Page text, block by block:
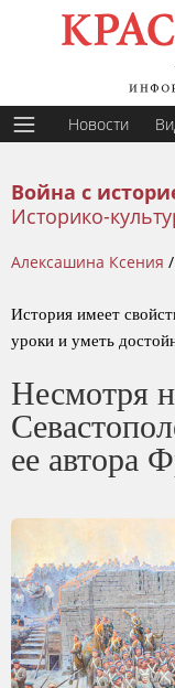
Новости
Война с
Историко-
Алексашина Ксения /
История имеет
уроки и уметь
Несмотря
ее автора